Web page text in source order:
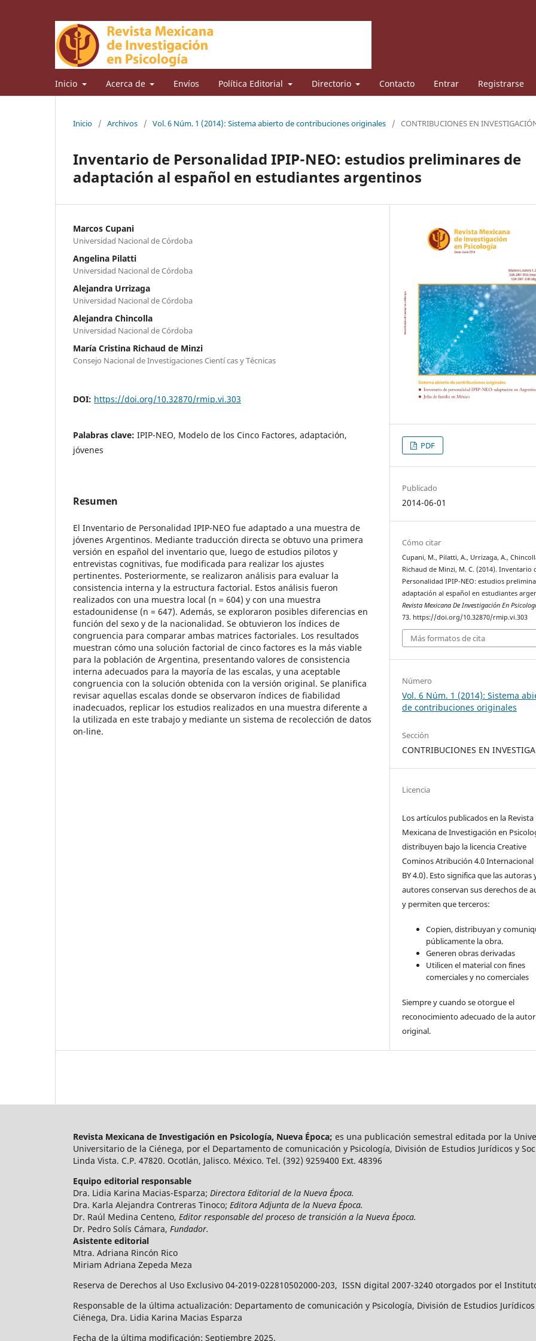
Inicio Acerca de Envíos Política Editorial Directorio Contacto Entrar Registrarse
Inicio / Archivos / Vol. 6 Núm. 1 (2014): Sistema abierto de contribuciones originales / CONTRIBUCIONES EN
Inventario de Personalidad IPIP-NEO: estudios preliminares de
adaptación al español en estudiantes argentinos
Marcos Cupani
Universidad Nacional de Córdoba
Angelina Pilatti
Universidad Nacional de Córdoba
Alejandra Urrizaga
Universidad Nacional de Córdoba
Alejandra Chincolla
Universidad Nacional de Córdoba
María Cristina Richaud de Minzi
Consejo Nacional de Investigaciones Cientí cas y Técnicas
DOI: https://doi.org/10.32870/rmip.vi.303
Palabras clave: IPIP-NEO, Modelo de los Cinco Factores, adaptación,
jóvenes
Resumen
El Inventario de Personalidad IPIP-NEO fue adaptado a una muestra de
jóvenes Argentinos. Mediante traducción directa se obtuvo una primera
versión en español del inventario que, luego de estudios pilotos y
entrevistas cognitivas, fue modificada para realizar los ajustes
pertinentes. Posteriormente, se realizaron análisis para evaluar la
consistencia interna y la estructura factorial. Estos análisis fueron
realizados con una muestra local (n = 604) y con una muestra
estadounidense (n = 647). Además, se exploraron posibles diferencias en
función del sexo y de la nacionalidad. Se obtuvieron los índices de
congruencia para comparar ambas matrices factoriales. Los resultados
muestran cómo una solución factorial de cinco factores es la más viable
para la población de Argentina, presentando valores de consistencia
interna adecuados para la mayoría de las escalas, y una aceptable
congruencia con la solución obtenida con la versión original. Se planifica
revisar aquellas escalas donde se observaron índices de fiabilidad
inadecuados, replicar los estudios realizados en una muestra diferente a
la utilizada en este trabajo y mediante un sistema de recolección de datos
on-line.
PDF
Publicado
2014-06-01
Cómo citar
Cupani, M., Pilatti, A., Urrizaga, A.,
Richaud de Minzi, M. C. (2014). Inventario
Personalidad IPIP-NEO: estudios
adaptación al español en estudiantes
Revista Mexicana De Investigación En
73. https://doi.org/10.32870/rmip.vi.303
Más formatos de cita
Número
Vol. 6 Núm. 1 (2014): Sistema
de contribuciones originales
Sección
CONTRIBUCIONES EN
Licencia
Los artículos publicados en la Revista
Mexicana de Investigación en
distribuyen bajo la licencia Creative
Cominos Atribución 4.0 Internacional
BY 4.0). Esto significa que las autoras
autores conservan sus derechos de
y permiten que terceros:
Copien, distribuyan y
públicamente la obra.
Generen obras derivadas
Utilicen el material con fines
comerciales y no comerciales
Siempre y cuando se otorgue el
reconocimiento adecuado de la
original.
Revista Mexicana de Investigación en Psicología, Nueva Época; es una publicación semestral editada por la
Universitario de la Ciénega, por el Departamento de comunicación y Psicología, División de Estudios Jurídicos y
Linda Vista. C.P. 47820. Ocotlán, Jalisco. México. Tel. (392) 9259400 Ext. 48396
Equipo editorial responsable
Dra. Lidia Karina Macias-Esparza; Directora Editorial de la Nueva Época.
Dra. Karla Alejandra Contreras Tinoco; Editora Adjunta de la Nueva Época.
Dr. Raúl Medina Centeno, Editor responsable del proceso de transición a la Nueva Época.
Dr. Pedro Solís Cámara, Fundador.
Asistente editorial
Mtra. Adriana Rincón Rico
Miriam Adriana Zepeda Meza
Reserva de Derechos al Uso Exclusivo 04-2019-022810502000-203, ISSN digital 2007-3240 otorgados por el
Responsable de la última actualización: Departamento de comunicación y Psicología, División de Estudios
Ciénega, Dra. Lidia Karina Macias Esparza
Fecha de la última modificación: Septiembre 2025.